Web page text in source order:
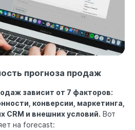
прогноза продаж
зависит от 7 факторов:
конверсии, маркетинга,
CRM и внешних условий. Вот
на forecast: